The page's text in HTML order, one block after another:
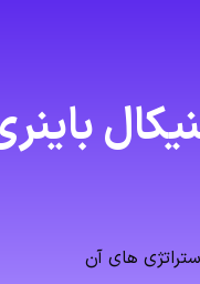
های آن